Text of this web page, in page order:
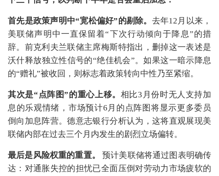
首先是政策声明中“宽松偏好”的剔除。 去年12月以来，
美联储声明中一直保留着“下次行动倾向于降息”的措
辞。前克利夫兰联储主席梅斯特指出，删掉这一表述是
沃什释放独立性信号的“绝佳机会”。如果这一暗示降息
的“赠礼”被收回，则标志着政策转向中性乃至紧缩。
其次是“点阵图”的重心上移。 相比3月份时无人支持加
息的乐观情绪，市场预计6月的点阵图将显示更多委员
倒向加息阵营。德意志银行分析认为，这将直观展现美
联储内部在过去三个月内发生的剧烈立场偏转。
最后是风险权重的重置。 预计美联储将通过图表明确传
达：对通胀失控的担忧已全面压倒对劳动力市场疲软的